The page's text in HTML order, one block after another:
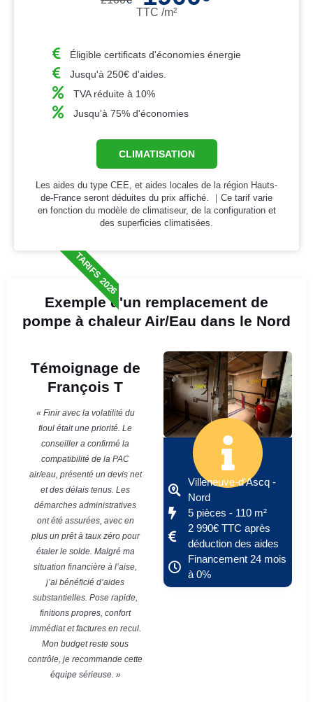
TTC /m²
Éligible certificats d'économies énergie
Jusqu'à 250€ d'aides.
TVA réduite à 10%
Jusqu'à 75% d'économies
CLIMATISATION
Les aides du type CEE, et aides locales de la région Hauts-
de-France seront déduites du prix affiché. ｜Ce tarif varie
en fonction du modèle de climatiseur, de la configuration et
des superficies climatisées.
TARIFS 2026
Exemple d'un remplacement de
pompe à chaleur Air/Eau dans le Nord
Témoignage de
François T
« Finir avec la volatilité du
fioul était une priorité. Le
conseiller a confirmé la
compatibilité de la PAC
air/eau, présenté un devis net
et des délais tenus. Les
démarches administratives
ont été assurées, avec en
plus un prêt à taux zéro pour
étaler le solde. Malgré ma
situation financière à l’aise,
j’ai bénéficié d’aides
substantielles. Pose rapide,
finitions propres, confort
immédiat et factures en recul.
Mon budget reste sous
contrôle, je recommande cette
équipe sérieuse. »
Villeneuve-d'Ascq -
Nord
5 pièces - 110 m²
2 990€ TTC après
déduction des aides
Financement 24 mois
à 0%